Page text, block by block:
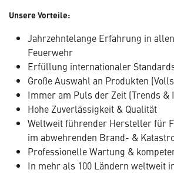
Unsere Vorteile:
Jahrzehntelange Erfahrung in
Feuerwehr
Erfüllung internationaler
Große Auswahl an Produkten
Immer am Puls der Zeit (Trends &
Hohe Zuverlässigkeit & Qualität
Weltweit führender Hersteller für
im abwehrenden Brand- &
Professionelle Wartung &
In mehr als 100 Ländern weltweit